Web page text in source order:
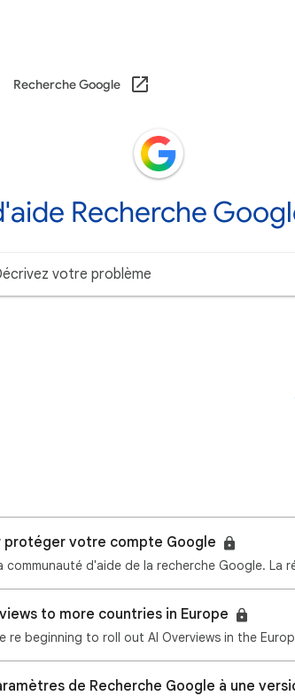
Recherche Google
Recherche
protéger votre compte Google
to more countries in Europe
de Recherche Google à une